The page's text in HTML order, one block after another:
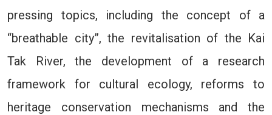
pressing topics, including the concept of a
“breathable city”, the revitalisation of the Kai
Tak River, the development of a research
framework for cultural ecology, reforms to
heritage conservation mechanisms and the